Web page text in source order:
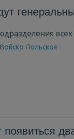
Войско Польское